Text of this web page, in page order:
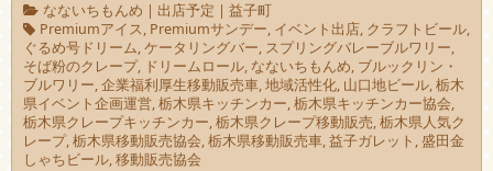
なないちもんめ | 出店予定 | 益子町
Premiumアイス, Premiumサンデー, イベント出店, クラフトビール,
ぐるめ号ドリーム,ケータリングバー, スプリングバレーブルワリー,
そば粉のクレープ, ドリームロール, なないちもんめ, ブルックリン・
ブルワリー,企業福利厚生移動販売車,地域活性化, 山口地ビール,栃木
県イベント企画運営,栃木県キッチンカー,栃木県キッチンカー協会,
栃木県クレープキッチンカー,栃木県クレープ移動販売,栃木県人気ク
レープ,栃木県移動販売協会,栃木県移動販売車,益子ガレット ,盛田金
しゃちビール,移動販売協会